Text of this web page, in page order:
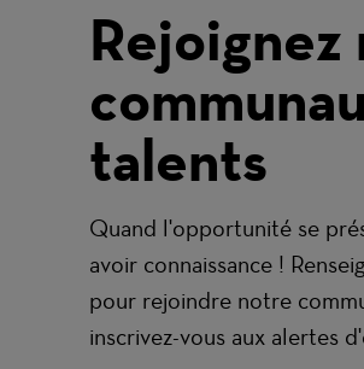
talents
Quand l'opportunité se
avoir connaissance !
pour rejoindre notre
inscrivez-vous aux alertes